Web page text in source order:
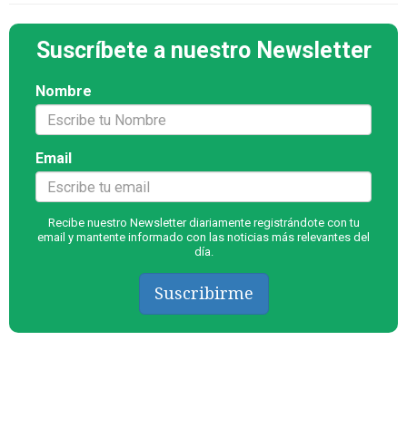
Suscríbete a nuestro Newsletter
Nombre
Email
Recibe nuestro Newsletter diariamente registrándote con tu
email y mantente informado con las noticias más relevantes del
día.
Suscribirme